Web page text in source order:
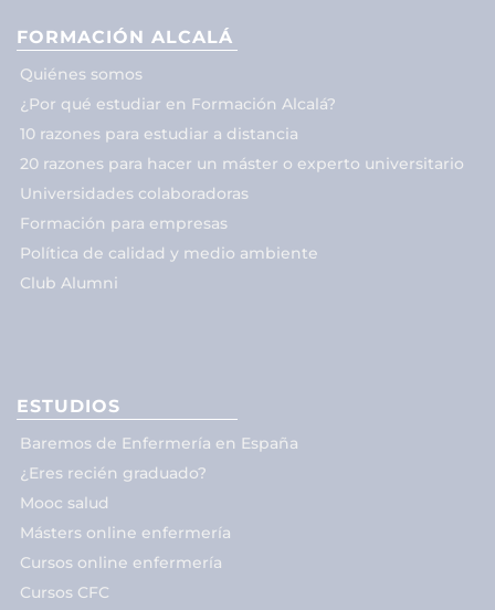
FORMACIÓN ALCALÁ
Quiénes somos
¿Por qué estudiar en Formación Alcalá?
10 razones para estudiar a distancia
20 razones para hacer un máster o experto universitario
Universidades colaboradoras
Formación para empresas
Política de calidad y medio ambiente
Club Alumni
ESTUDIOS
Baremos de Enfermería en España
¿Eres recién graduado?
Mooc salud
Másters online enfermería
Cursos online enfermería
Cursos CFC